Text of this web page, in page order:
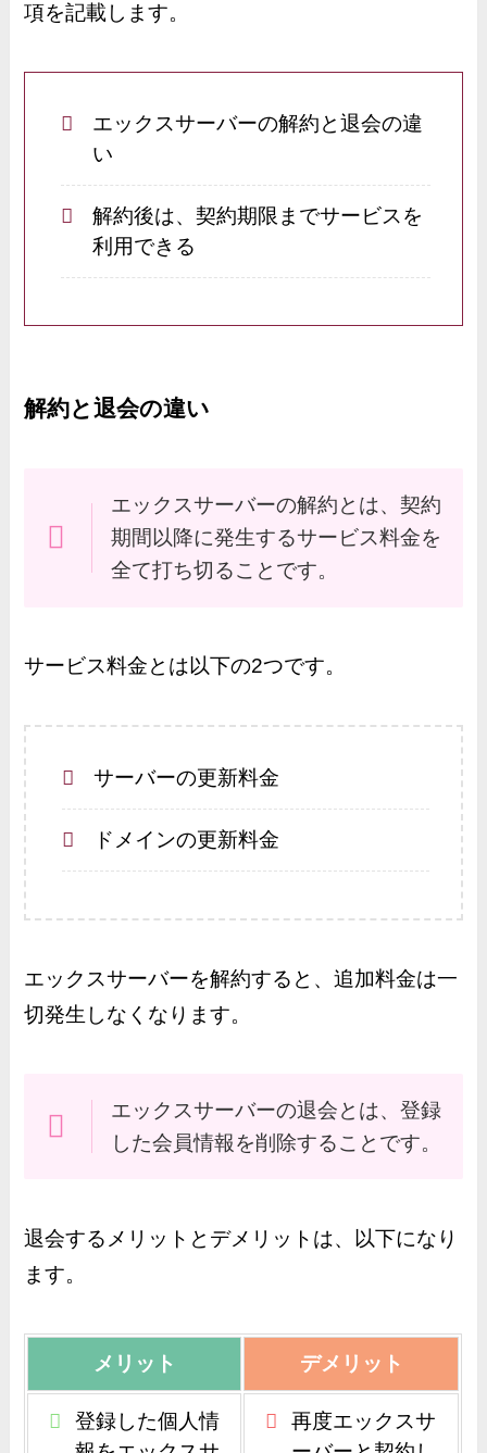
項を記載します。
エックスサーバーの解約と退会の違
い
解約後は、契約期限までサービスを
利用できる
解約と退会の違い
エックスサーバーの解約とは、契約
期間以降に発生するサービス料金を
全て打ち切ることです。
サービス料金とは以下の2つです。
サーバーの更新料金
ドメインの更新料金
エックスサーバーを解約すると、追加料金は一
切発生しなくなります。
エックスサーバーの退会とは、登録
した会員情報を削除することです。
退会するメリットとデメリットは、以下になり
ます。
メリット デメリット
登録した個人情
再度エックスサ